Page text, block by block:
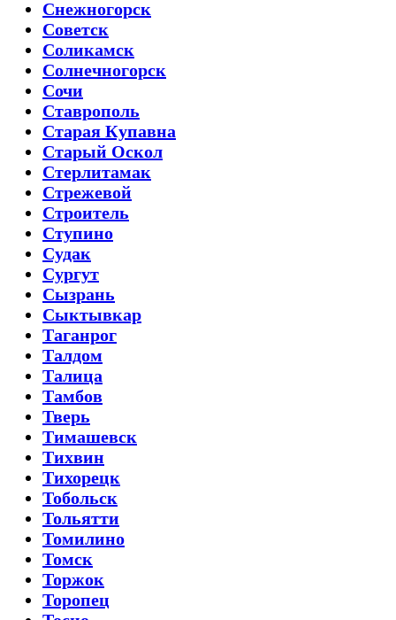
Снежногорск
Советск
Соликамск
Солнечногорск
Сочи
Ставрополь
Старая Купавна
Старый Оскол
Стерлитамак
Стрежевой
Строитель
Ступино
Судак
Сургут
Сызрань
Сыктывкар
Таганрог
Талдом
Талица
Тамбов
Тверь
Тимашевск
Тихвин
Тихорецк
Тобольск
Тольятти
Томилино
Томск
Торжок
Торопец